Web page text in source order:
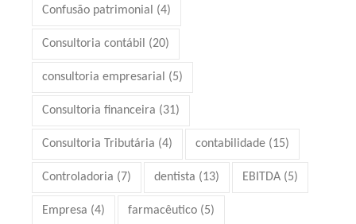
Confusão patrimonial (4)
Consultoria contábil (20)
consultoria empresarial (5)
Consultoria financeira (31)
Consultoria Tributária (4) contabilidade (15)
Controladoria (7) dentista (13) EBITDA (5)
Empresa (4) farmacêutico (5)